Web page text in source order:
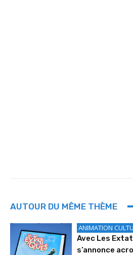
AUTOUR DU MÊME THÈME
ANIMATION
Avec Les
s’annonce